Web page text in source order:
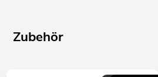
Zubehör